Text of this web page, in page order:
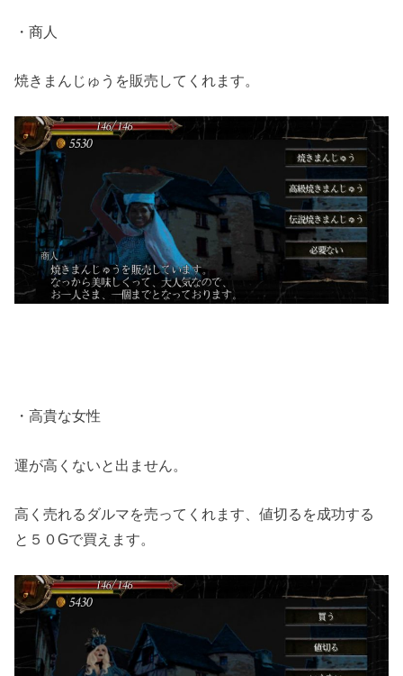
・商人
焼きまんじゅうを販売してくれます。
・高貴な女性
運が高くないと出ません。
高く売れるダルマを売ってくれます、値切るを成功する
と５０Gで買えます。